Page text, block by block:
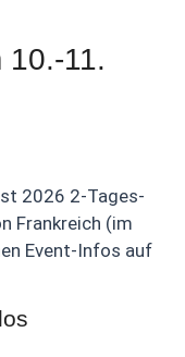
11.
2026 2-Tages-
Frankreich (im
Event-Infos auf